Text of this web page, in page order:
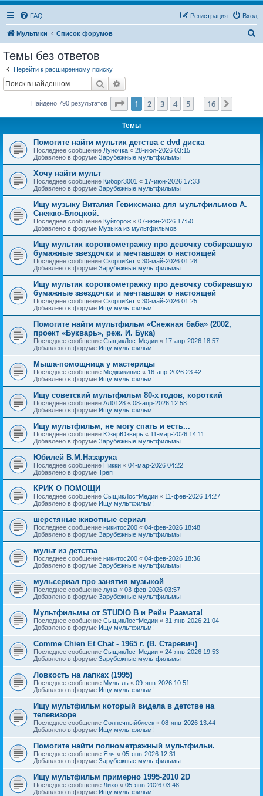
FAQ Вход
Регистрация
Мультики Список форумов
Темы без ответов
Перейти к расширенному поиску
Поиск
Найдено 790 результатов Страница из 16
1 2 3 4 5 16
Темы
Помогите найти мультик детства с dvd диска
Последнее сообщение Луночка « 28-июл-2026 03:15
Добавлено в форуме Зарубежные мультфильмы
Хочу найти мульт
Последнее сообщение Киборг3001 « 17-июн-2026 17:33
Добавлено в форуме Зарубежные мультфильмы
Ищу музыку Виталия Гевиксмана для мультфильмов А.
Снежко-Блоцкой.
Последнее сообщение Куйгорож « 07-июн-2026 17:50
Добавлено в форуме Музыка из мультфильмов
Ищу мультик короткометражку про девочку собиравшую
бумажные звездочки и мечтавшая о настоящей
Последнее сообщение СкорпиКет « 30-май-2026 01:28
Добавлено в форуме Зарубежные мультфильмы
Ищу мультик короткометражку про девочку собиравшую
бумажные звездочки и мечтавшая о настоящей
Последнее сообщение СкорпиКет « 30-май-2026 01:25
Добавлено в форуме Ищу мультфильм!
Помогите найти мультфильм «Снежная баба» (2002,
проект «Букварь», реж. И. Бука)
Последнее сообщение СыщикЛостМедии « 17-апр-2026 18:57
Добавлено в форуме Ищу мультфильм!
Мыша-помощница у мастерицы
Последнее сообщение Меджикивис « 16-апр-2026 23:42
Добавлено в форуме Ищу мультфильм!
Ищу советский мультфильм 80-х годов, короткий
Последнее сообщение АЛ0128 « 08-апр-2026 12:58
Добавлено в форуме Ищу мультфильм!
Ищу мультфильм, не могу спать и есть...
Последнее сообщение ЮзерЮзверь « 11-мар-2026 14:11
Добавлено в форуме Зарубежные мультфильмы
Юбилей В.М.Назарука
Последнее сообщение Никки « 04-мар-2026 04:22
Добавлено в форуме Трёп
КРИК О ПОМОЩИ
Последнее сообщение СыщикЛостМедии « 11-фев-2026 14:27
Добавлено в форуме Ищу мультфильм!
шерстяные животные сериал
Последнее сообщение никитос200 « 04-фев-2026 18:48
Добавлено в форуме Зарубежные мультфильмы
мульт из детства
Последнее сообщение никитос200 « 04-фев-2026 18:36
Добавлено в форуме Зарубежные мультфильмы
мульсериал про занятия музыкой
Последнее сообщение луна « 03-фев-2026 03:57
Добавлено в форуме Зарубежные мультфильмы
Мультфильмы от STUDIO B и Рейн Раамата!
Последнее сообщение СыщикЛостМедии « 31-янв-2026 21:04
Добавлено в форуме Ищу мультфильм!
Comme Chien Et Chat - 1965 г. (В. Старевич)
Последнее сообщение СыщикЛостМедии « 24-янв-2026 19:53
Добавлено в форуме Зарубежные мультфильмы
Ловкость на лапках (1995)
Последнее сообщение Мультль « 09-янв-2026 10:51
Добавлено в форуме Ищу мультфильм!
Ищу мультфильм который видела в детстве на
телевизоре
Последнее сообщение Солнечныйблеск « 08-янв-2026 13:44
Добавлено в форуме Ищу мультфильм!
Помогите найти полнометражный мультфильи.
Последнее сообщение Ялч « 05-янв-2026 12:31
Добавлено в форуме Зарубежные мультфильмы
Ищу мультфильм примерно 1995-2010 2D
Последнее сообщение Лихо « 05-янв-2026 03:48
Добавлено в форуме Ищу мультфильм!